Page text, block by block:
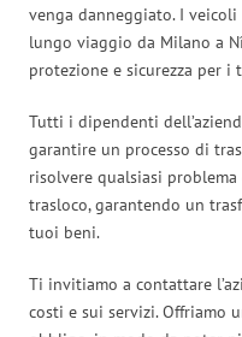
venga danneggiato. I
lungo viaggio da Milano a
protezione e sicurezza per i
Tutti i dipendenti
garantire un processo di
risolvere qualsiasi
trasloco, garantendo un
tuoi beni.
Ti invitiamo a contattare
costi e sui servizi. Offriamo